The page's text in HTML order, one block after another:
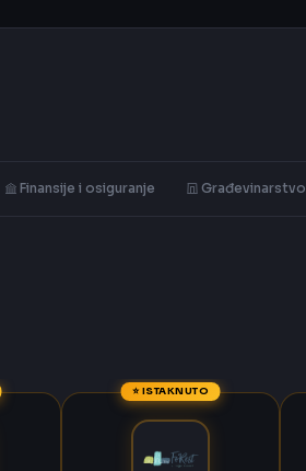
Finansije i osiguranje Građevinarstvo
⭐ ISTAKNUTO